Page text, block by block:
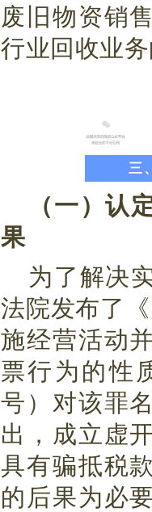
废旧物资销
行业回收业
三
（一）认
果
为了解决
法院发布了
施经营活动
票行为的性
号）对该罪
出，成立虚
具有骗抵税
的后果为必